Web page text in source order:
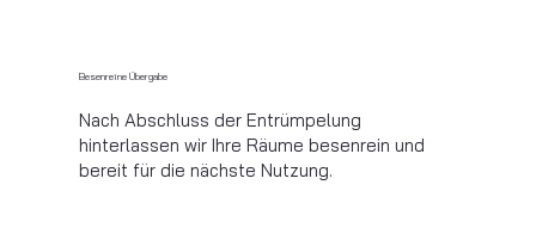
Besenreine Übergabe
Nach Abschluss der Entrümpelung
hinterlassen wir Ihre Räume besenrein und
bereit für die nächste Nutzung.